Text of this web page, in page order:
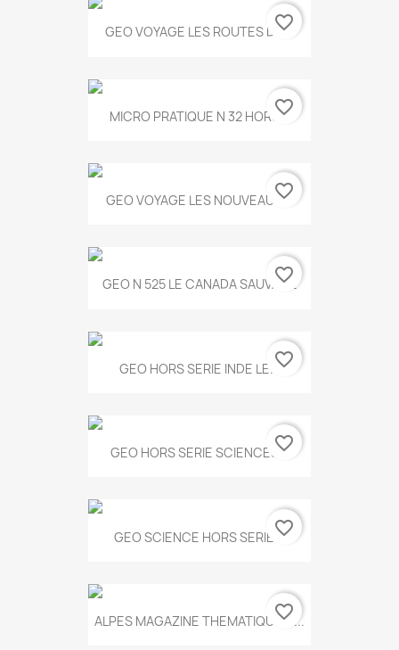
GEO VOYAGE LES ROUTES DE...
favorite_border
MICRO PRATIQUE N 32 HORS...
favorite_border
GEO VOYAGE LES NOUVEAUX...
favorite_border
GEO N 525 LE CANADA SAUVAGE
favorite_border
GEO HORS SERIE INDE LE...favorite_border
GEO HORS SERIE SCIENCES...
favorite_border
GEO SCIENCE HORS SERIE...favorite_border
ALPES MAGAZINE THEMATIQUE N...
favorite_border